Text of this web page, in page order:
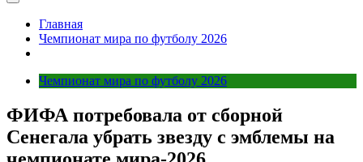
Главная
Чемпионат мира по футболу 2026
Чемпионат мира по футболу 2026
ФИФА потребовала от сборной
Сенегала убрать звезду с эмблемы на